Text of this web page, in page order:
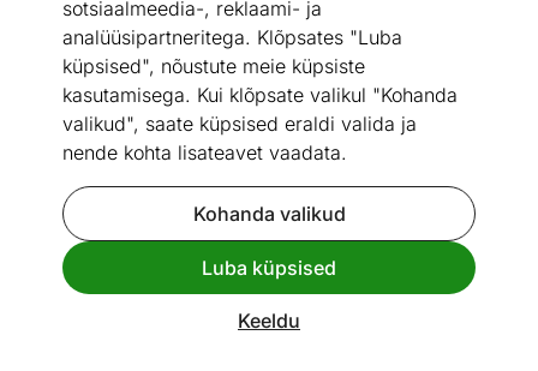
sotsiaalmeedia-, reklaami- ja
analüüsipartneritega. Klõpsates "Luba
küpsised", nõustute meie küpsiste
kasutamisega. Kui klõpsate valikul "Kohanda
valikud", saate küpsised eraldi valida ja
nende kohta lisateavet vaadata.
Kohanda valikud
Luba küpsised
Keeldu
Vaata sarnaseid